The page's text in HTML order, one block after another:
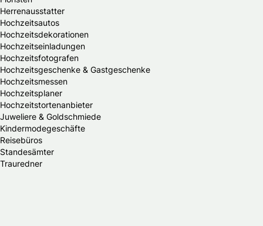
Herrenausstatter
Hochzeitsautos
Hochzeitsdekorationen
Hochzeitseinladungen
Hochzeitsfotografen
Hochzeitsgeschenke & Gastgeschenke
Hochzeitsmessen
Hochzeitsplaner
Hochzeitstortenanbieter
Juweliere & Goldschmiede
Kindermodegeschäfte
Reisebüros
Standesämter
Trauredner